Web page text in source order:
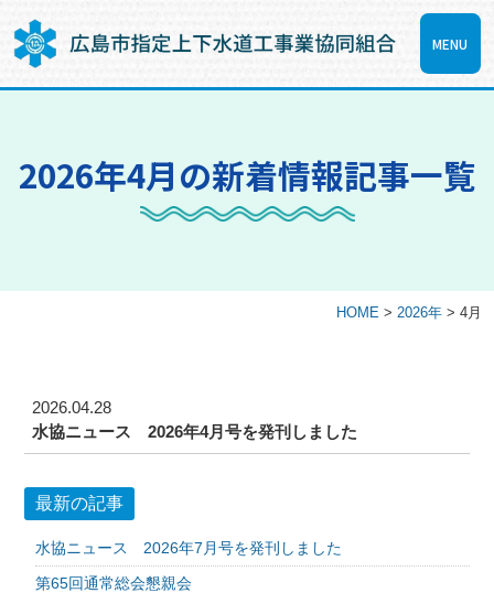
MENU
2026年4月の新着情報記事一覧
HOME > 2026年> 4月
2026.04.28
水協ニュース 2026年4月号を発刊しました
最新の記事
水協ニュース 2026年7月号を発刊しました
第65回通常総会懇親会